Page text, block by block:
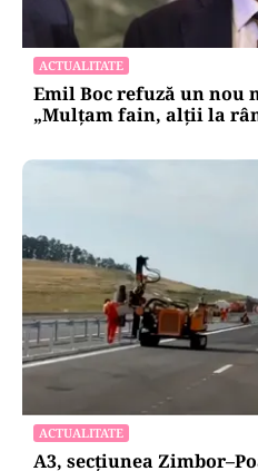
ACTUALITATE
Emil Boc refuză un nou
„Mulțam fain, alții la
ACTUALITATE
A3, secțiunea